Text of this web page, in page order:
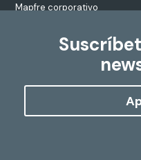
Mapfre corporativo
Tratamiento de datos
Política de Cookies